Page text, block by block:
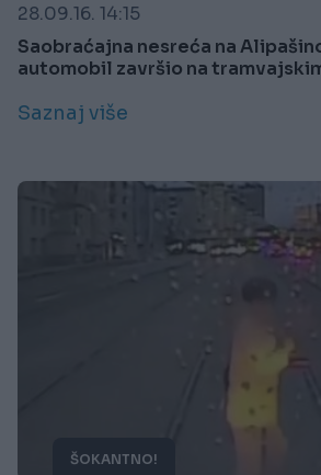
28.09.16. 14:15
Saobraćajna nesreća na
automobil završio na
Saznaj više
ŠOKANTNO!